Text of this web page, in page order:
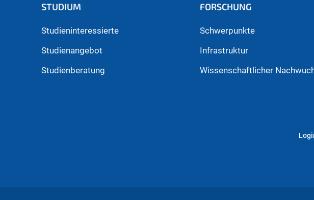
STUDIUM
Studieninteressierte
Studienangebot
Studienberatung
FORSCHUNG
Schwerpunkte
Infrastruktur
Wissenschaftlicher